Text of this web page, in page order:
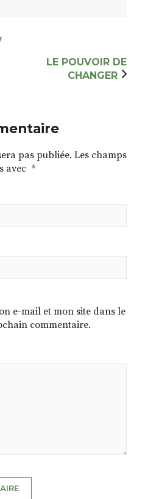
LE POUVOIR DE
CHANGER
pas publiée. Les champs
avec *
e-mail et mon site dans le
commentaire.